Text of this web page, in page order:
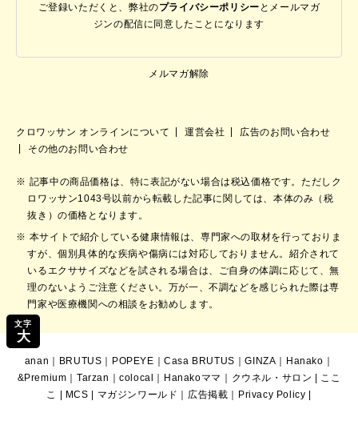
文字
大
ご登録いただくと、弊社のプライバシーポリシー と メールマガ
ジンの配信に同意したことになります
メルマガ解除
クロワッサン オンラインについて 運営会社
広告のお問い合わせ
その他のお問い合わせ
記事中の商品価格は、特に表記がない場合は税込価格です。ただしク
ロワッサン1043号以前から転載した記事に関しては、本体のみ（税
抜き）の価格となります。
本サイトで紹介している健康情報は、専門家への取材を行っておりま
すが、個別具体的な疾病や傷病には対応しておりません。紹介されて
いるエクササイズなどを試される場合は、ご自身の体調に応じて、無
理のないようご注意ください。万が一、不調などを感じられた際は専
門家や医療機関への相談をお勧めします。
anan ｜ BRUTUS ｜ POPEYE ｜Casa BRUTUS ｜GINZA ｜ Hanako ｜
&Premium ｜Tarzan ｜colocal ｜ Hanakoママ ｜ クウネル・サロン | ここ
こ
| MCS | マガジンワールド ｜ 広告掲載 ｜ Privacy Policy |